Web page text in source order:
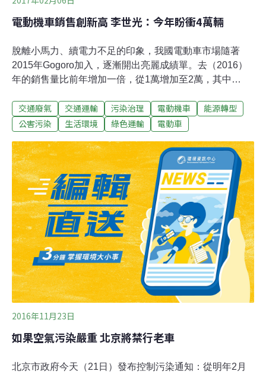
電動機車銷售創新高 李世光：今年盼衝4萬輛
脫離小馬力、續電力不足的印象，我國電動車市場隨著
2015年Gogoro加入，逐漸開出亮麗成績單。去（2016）
年的銷售量比前年增加一倍，從1萬增加至2萬，其中
車發展。經濟部長李世光表示，希望今年業績能再加倍。
在客群方面，電動車也從自用進軍到業界。包括物流、停
科技（WeMo）甚至開創台北市區的電動機車即時租賃服
務，讓電動車租用比借UBike還方便。七年電動車推動瓶
頸 GOGORO帶電動機車新趨勢政府從2009年年開始推動
電動車，多來進度始終緩慢不前，到2014年，年銷售量還
停留在4000台左右。2015年6月，有機車界的HTC之稱的
Gogoro打破過去電動車低馬力又續航力差的形象。馬力和
125 cc油車相當，極速可達90 km/h，甫推出半年就售出
3300台，當年全國年銷售量也上衝
交通廢氣 交通運輸 污染治理 電動機車
能源轉型
公害污染
生活環境 綠色運輸 電動車
2016年11月23日
如果空氣污染嚴重 北京將禁行老車
北京市政府今天（21日）發布控制污染通知：從明年2月